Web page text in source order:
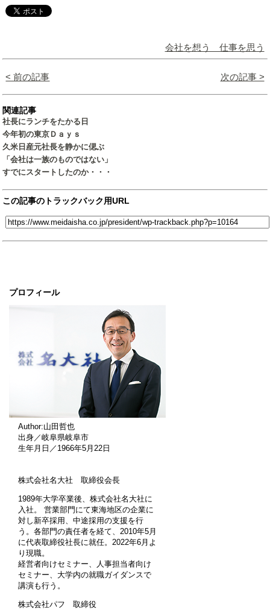
プロフィール
Author:山田哲也
出身／岐阜県岐阜市
生年月日／1966年5月22日
株式会社名大社 取締役会長
1989年大学卒業後、株式会社名大社に
入社。 営業部門にて東海地区の企業に
対し新卒採用、中途採用の支援を行
う。各部門の責任者を経て、2010年5月
に代表取締役社長に就任。2022年6月よ
り現職。
経営者向けセミナー、人事担当者向け
セミナー、大学内の就職ガイダンスで
講演も行う。
株式会社パフ 取締役
会社を想う 仕事を思う
< 前の記事 次の記事 >
関連記事
社長にランチをたかる日
今年初の東京Ｄａｙｓ
久米日産元社長を静かに偲ぶ
「会社は一族のものではない」
すでにスタートしたのか・・・
この記事のトラックバック用URL